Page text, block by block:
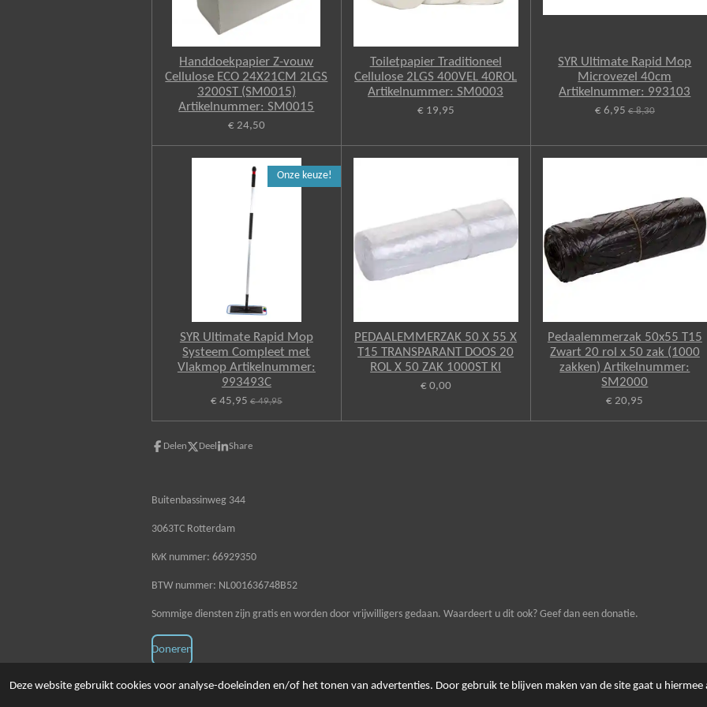
Deze website gebruikt cookies voor analyse-doeleinden en/of het tonen van advertenties. Door gebruik te blijven maken van de site gaat u hiermee
Handdoekpapier Z-vouw
Cellulose ECO 24X21CM 2LGS
3200ST (SM0015)
Artikelnummer: SM0015
€ 24,50
Toiletpapier Traditioneel
Cellulose 2LGS 400VEL 40ROL
Artikelnummer: SM0003
€ 19,95
SYR Ultimate Rapid Mop
Microvezel 40cm
Artikelnummer: 993103
€ 6,95 € 8,30
Onze keuze!
SYR Ultimate Rapid Mop
Systeem Compleet met
Vlakmop Artikelnummer:
993493C
€ 45,95 € 49,95
PEDAALEMMERZAK 50 X 55 X
T15 TRANSPARANT DOOS 20
ROL X 50 ZAK 1000ST Kl
€ 0,00
Pedaalemmerzak 50x55 T15
Zwart 20 rol x 50 zak (1000
zakken) Artikelnummer:
SM2000
€ 20,95
Delen Deel Share
Buitenbassinweg 344
3063TC Rotterdam
KvK nummer: 66929350
BTW nummer: NL001636748B52
Sommige diensten zijn gratis en worden door vrijwilligers gedaan. Waardeert u dit ook? Geef dan een donatie.
Doneren